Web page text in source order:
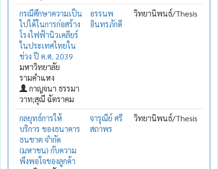
กรณีศึกษาความเป็น
ไปได้ในการก่อสร้าง
โรงไฟฟ้านิวเคลียร์
ในประเทศไทยใน
ช่วง ปี ค.ศ. 2039
มหาวิทยาลัย
รามคำแหง
กาญจนา ธรรมา
วาท;สุณี ฉัตราคม
อรรนพ
อินทรภักดี
วิทยานิพนธ์/Thesis
กลยุทธ์การให้
บริการ ของธนาคาร
ธนชาต จำกัด
(มหาชน) กับความ
พึงพอใจของลูกค้า
จารุณีย์ ศรี
สถาพร
วิทยานิพนธ์/Thesis